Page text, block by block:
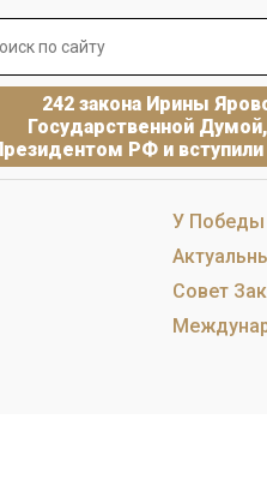
242 закона Ирины
Государственной
РФ и вступили
У Победы
Совет